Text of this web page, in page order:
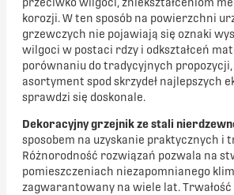
przeciwko wilgoci, zniekształceniom
korozji. W ten sposób na powierzchni
grzewczych nie pojawiają się oznaki
wilgoci w postaci rdzy i odkształceń
porównaniu do tradycyjnych propozycji,
asortyment spod skrzydeł najlepszych
sprawdzi się doskonale.
Dekoracyjny grzejnik ze stali
sposobem na uzyskanie praktycznych i
Różnorodność rozwiązań pozwala na
pomieszczeniach niezapomnianego
zagwarantowany na wiele lat.